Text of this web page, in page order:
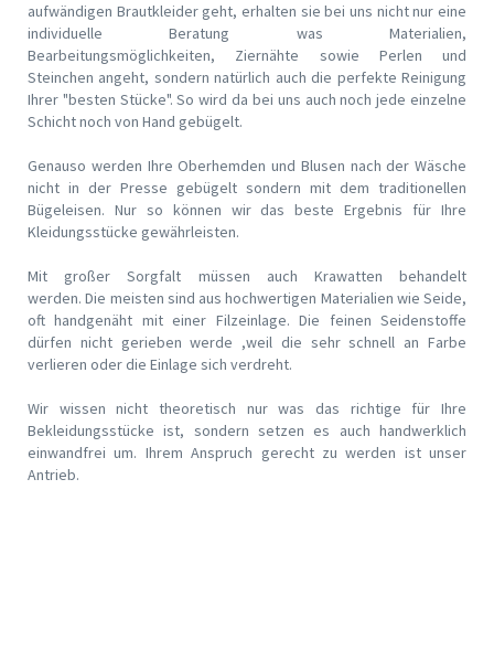
aufwändigen Brautkleider geht, erhalten sie bei uns nicht nur eine
individuelle Beratung was Materialien,
Bearbeitungsmöglichkeiten, Ziernähte sowie Perlen und
Steinchen angeht, sondern natürlich auch die perfekte Reinigung
Ihrer "besten Stücke". So wird da bei uns auch noch jede einzelne
Schicht noch von Hand gebügelt.
Genauso werden Ihre Oberhemden und Blusen nach der Wäsche
nicht in der Presse gebügelt sondern mit dem traditionellen
Bügeleisen. Nur so können wir das beste Ergebnis für Ihre
Kleidungsstücke gewährleisten.
Mit großer Sorgfalt müssen auch Krawatten behandelt
werden. Die meisten sind aus hochwertigen Materialien wie Seide,
oft handgenäht mit einer Filzeinlage. Die feinen Seidenstoffe
dürfen nicht gerieben werde ,weil die sehr schnell an Farbe
verlieren oder die Einlage sich verdreht.
Wir wissen nicht theoretisch nur was das richtige für Ihre
Bekleidungsstücke ist, sondern setzen es auch handwerklich
einwandfrei um. Ihrem Anspruch gerecht zu werden ist unser
Antrieb.